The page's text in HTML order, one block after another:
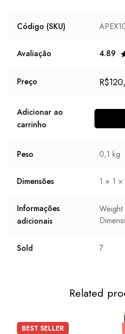
Código (SKU)
Avaliação 4.89
Preço R$
Adicionar ao
carrinho
Peso 0,1 kg
Dimensões 1 × 1 ×
Informações
adicionais
Weight
Sold 7
Related
BEST SELLER